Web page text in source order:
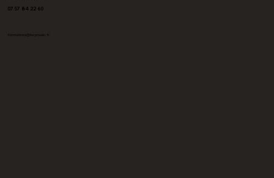
07 57 84 22 60
formations@heymusic.fr